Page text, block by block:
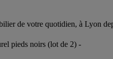
de votre quotidien, à Lyon
pieds noirs (lot de 2) -